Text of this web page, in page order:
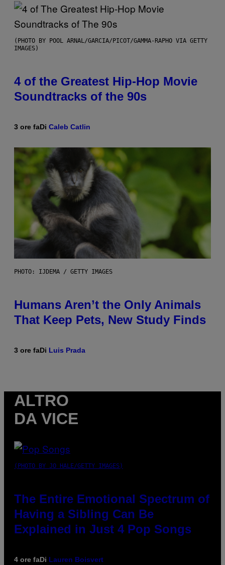
(PHOTO BY POOL ARNAL/GARCIA/PICOT/GAMMA-RAPHO VIA GETTY
IMAGES)
4 of the Greatest Hip-Hop Movie
Soundtracks of the 90s
3 ore faDi Caleb Catlin
PHOTO: IJDEMA / GETTY IMAGES
Humans Aren’t the Only Animals
That Keep Pets, New Study Finds
3 ore faDi Luis Prada
ALTRO
DA VICE
(PHOTO BY JO HALE/GETTY IMAGES)
The Entire Emotional Spectrum of
Having a Sibling Can Be
Explained in Just 4 Pop Songs
4 ore faDi Lauren Boisvert